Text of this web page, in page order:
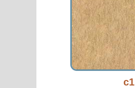
c1